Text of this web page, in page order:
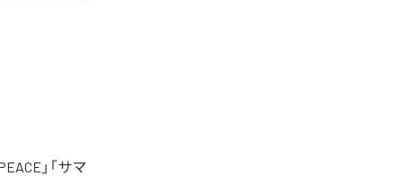
」「サマ